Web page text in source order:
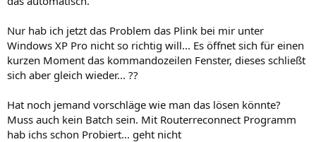
Nur hab ich jetzt das Problem das Plink bei mir unter
Windows XP Pro nicht so richtig will... Es öffnet sich für einen
kurzen Moment das kommandozeilen Fenster, dieses schließt
sich aber gleich wieder... ??
Hat noch jemand vorschläge wie man das lösen könnte?
Muss auch kein Batch sein. Mit Routerreconnect Programm
hab ichs schon Probiert... geht nicht